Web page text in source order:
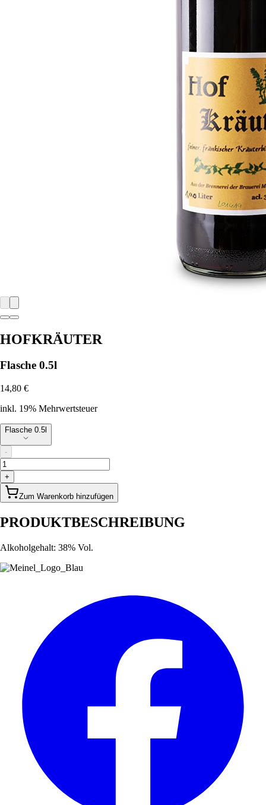
HOFKRÄUTER
Flasche 0.5l
14,80 €
inkl. 19% Mehrwertsteuer
Flasche 0.5l
-
+
Zum Warenkorb hinzufügen
PRODUKTBESCHREIBUNG
Alkoholgehalt: 38% Vol.